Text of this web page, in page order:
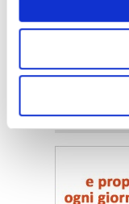
〉 Notizie